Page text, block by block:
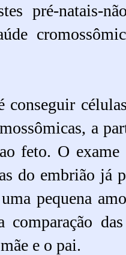
pré-natais-
conseguir
a
feto. O
do embrião já
pequena
e o pai.